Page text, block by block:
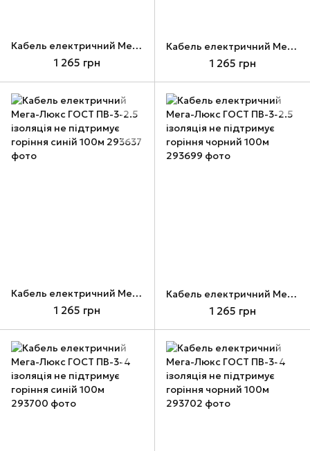
Кабель електричний Мега-Люкс ГОСТ ПВ-3-2.5 ізоляція не підтримує горіння жовто-зелений 100м
1 265 грн
Кабель електричний Мега-Люкс ГОСТ ПВ-3-2.5 ізоляція не підтримує горіння коричневий 100м
1 265 грн
Кабель електричний Мега-Люкс ГОСТ ПВ-3-2.5 ізоляція не підтримує горіння синій 100м
1 265 грн
Кабель електричний Мега-Люкс ГОСТ ПВ-3-2.5 ізоляція не підтримує горіння чорний 100м
1 265 грн